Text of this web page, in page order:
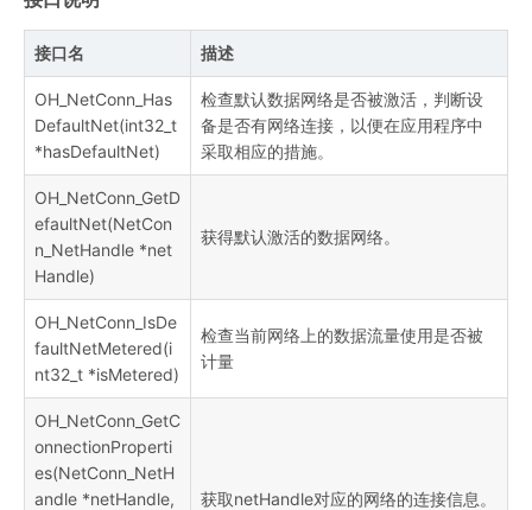
接口名 描述
OH_NetConn_Has
DefaultNet(int32_t
*hasDefaultNet)
检查默认数据网络是否被激活，判断设
备是否有网络连接，以便在应用程序中
采取相应的措施。
OH_NetConn_GetD
efaultNet(NetCon
n_NetHandle *net
Handle)
获得默认激活的数据网络。
OH_NetConn_IsDe
faultNetMetered(i
nt32_t *isMetered)
检查当前网络上的数据流量使用是否被
计量
OH_NetConn_GetC
onnectionProperti
es(NetConn_NetH
andle *netHandle,
获取netHandle对应的网络的连接信息。